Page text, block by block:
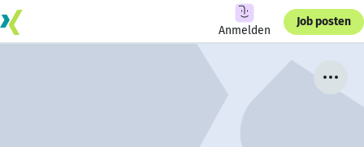
Anmelden
Job posten